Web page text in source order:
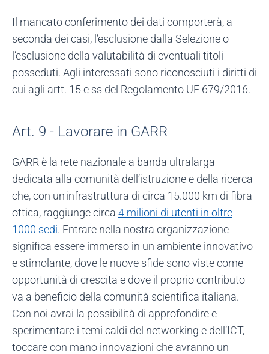
Il mancato conferimento dei dati comporterà, a
seconda dei casi, l’esclusione dalla Selezione o
l’esclusione della valutabilità di eventuali titoli
posseduti. Agli interessati sono riconosciuti i diritti di
cui agli artt. 15 e ss del Regolamento UE 679/2016.
Art. 9 - Lavorare in GARR
GARR è la rete nazionale a banda ultralarga
dedicata alla comunità dell’istruzione e della ricerca
che, con un'infrastruttura di circa 15.000 km di fibra
ottica, raggiunge circa 4 milioni di utenti in oltre
1000 sedi. Entrare nella nostra organizzazione
significa essere immerso in un ambiente innovativo
e stimolante, dove le nuove sfide sono viste come
opportunità di crescita e dove il proprio contributo
va a beneficio della comunità scientifica italiana.
Con noi avrai la possibilità di approfondire e
sperimentare i temi caldi del networking e dell’ICT,
toccare con mano innovazioni che avranno un